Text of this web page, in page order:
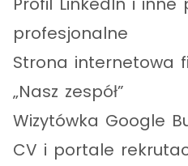
profesjonalne
Strona internetowa
„Nasz zespół”
Wizytówka Google
CV i portale